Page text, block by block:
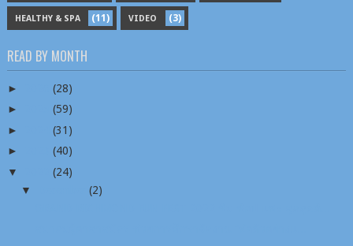
HEALTHY & SPA (11) VIDEO (3)
READ BY MONTH
►
(28)
►
(59)
►
(31)
►
(40)
▼
(24)
▼
(2)